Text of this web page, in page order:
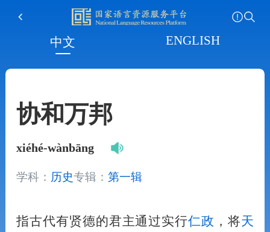
中文 ENGLISH
协和万邦
xiéhé-wànbāng
学科： 历史专辑： 第一辑
指古代有贤德的君主通过实行仁政 ，将天